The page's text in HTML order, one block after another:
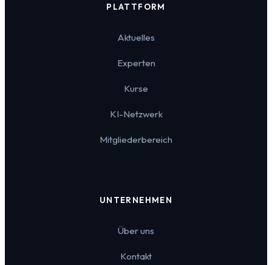
PLATTFORM
Aktuelles
Experten
Kurse
KI-Netzwerk
Mitgliederbereich
UNTERNEHMEN
Über uns
Kontakt